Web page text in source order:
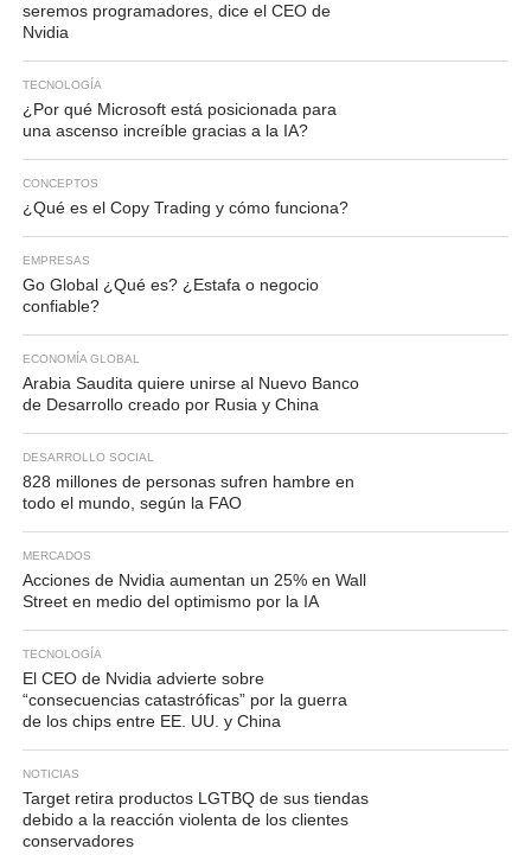
seremos programadores, dice el CEO de
Nvidia
TECNOLOGÍA
¿Por qué Microsoft está posicionada para
una ascenso increíble gracias a la IA?
CONCEPTOS
¿Qué es el Copy Trading y cómo funciona?
EMPRESAS
Go Global ¿Qué es? ¿Estafa o negocio
confiable?
ECONOMÍA GLOBAL
Arabia Saudita quiere unirse al Nuevo Banco
de Desarrollo creado por Rusia y China
DESARROLLO SOCIAL
828 millones de personas sufren hambre en
todo el mundo, según la FAO
MERCADOS
Acciones de Nvidia aumentan un 25% en Wall
Street en medio del optimismo por la IA
TECNOLOGÍA
El CEO de Nvidia advierte sobre
“consecuencias catastróficas” por la guerra
de los chips entre EE. UU. y China
NOTICIAS
Target retira productos LGTBQ de sus tiendas
debido a la reacción violenta de los clientes
conservadores